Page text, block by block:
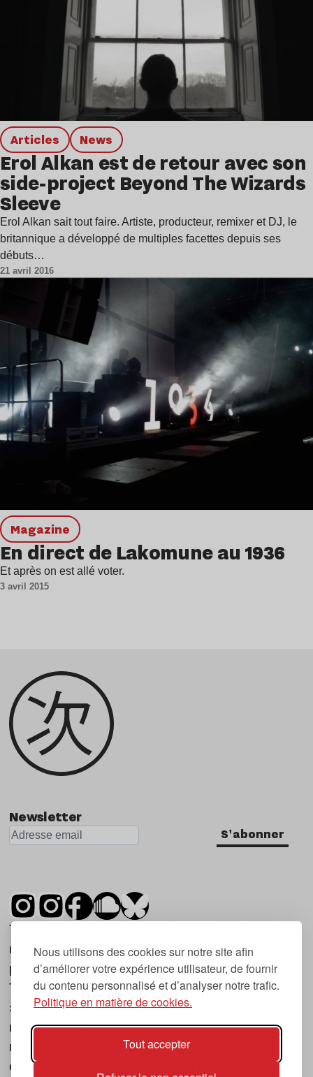
Nous utilisons des cookies sur notre site afin
d’améliorer votre expérience utilisateur, de fournir
du contenu personnalisé et d’analyser notre trafic.
Politique en matière de cookies.
Tout accepter
Articles news
Erol Alkan est de retour avec son
side-project Beyond The Wizards
Sleeve
Erol Alkan sait tout faire. Artiste, producteur, remixer et DJ, le
britannique a développé de multiples facettes depuis ses
débuts…
21 avril 2016
magazine
En direct de Lakomune au 1936
Et après on est allé voter.
3 avril 2015
Newsletter
S'abonner
Tsugi est un mensuel indépendant sur la
musique et les nouvelles tendances, dont la
première parution date de 2007.
Tsugi en japonais signifie « prochain », « suivant
», ce qui correspond à la thématique du
magazine, à l’affût des nouvelles tendances
musicales, qu’elles viennent de la musique
électronique, du rock ou du hip hop, et des